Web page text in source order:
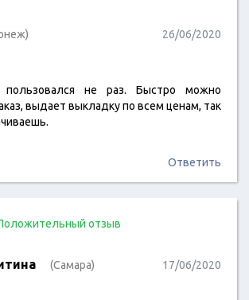
26/06/2020
пользовался не раз. Быстро можно
выдает выкладку по всем ценам, так
Ответить
отзыв
(Самара) 17/06/2020